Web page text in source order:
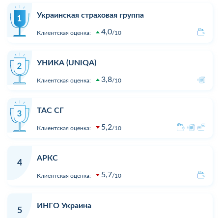
Украинская страховая группа
Клиентская оценка: 4,0 10
УНИКА (UNIQA)
Клиентская оценка: 3,8 10
ТАС СГ
Клиентская оценка: 5,2 10
4
АРКС
Клиентская оценка: 5,7 10
5
ИНГО Украина